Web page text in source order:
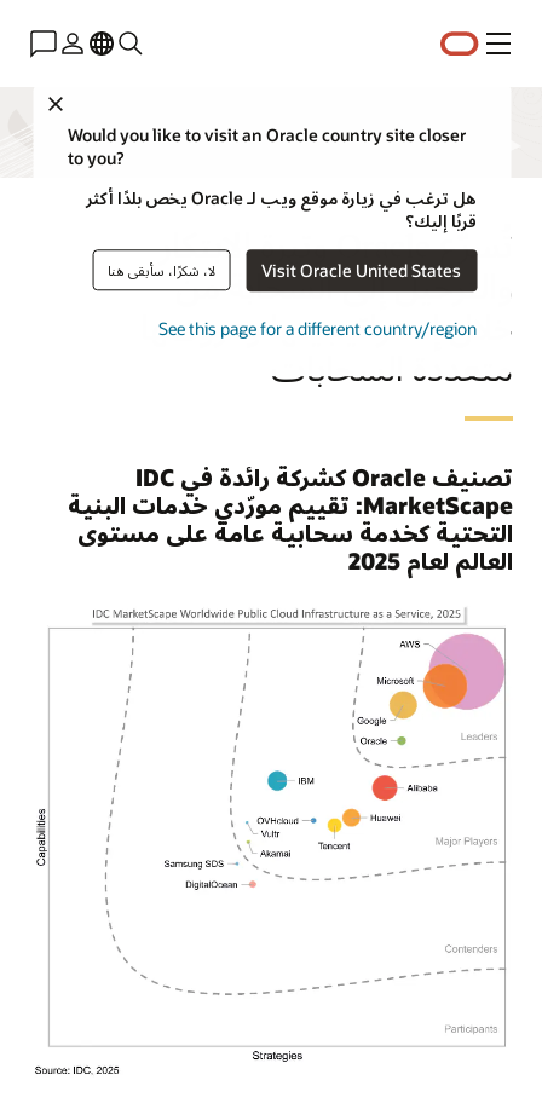
القائمة
Would you like to visit an Oracle country site closer
to you?
هل ترغب في زيارة موقع ويب لـ Oracle يخص بلدًا أكثر
قربًا إليك؟
Visit Oracle United States لا، شكرًا، سأبقى هنا
See this page for a different country/region
تُسرّع Oracle وتيرة الابتكار
والترحيل إلى السحابة من
خلال إستراتيجيتها وعروضها
متعددة السحابات
تصنيف Oracle كشركة رائدة في IDC
MarketScape: تقييم مورّدي خدمات البنية
التحتية كخدمة سحابية عامة على مستوى
العالم لعام 2025